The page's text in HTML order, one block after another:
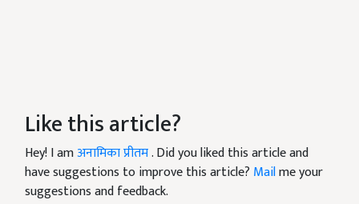
Like this article?
Hey! I amअनामिका प्रीतम. Did you liked this article and
have suggestions to improve this article? Mailme your
suggestions and feedback.